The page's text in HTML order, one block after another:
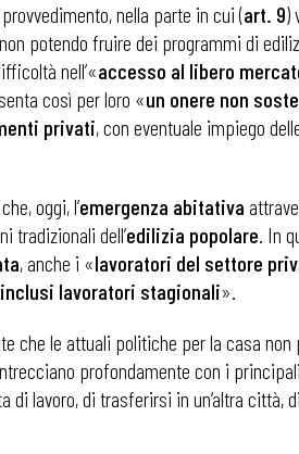
nella parte in cui (art. 9)
potendo fruire dei programmi di
nell’«accesso al libero
così per loro «un onere non
privati, con eventuale impiego
oggi, l’emergenza abitativa
tradizionali dell’edilizia popolare. In
, anche i «lavoratori del settore
lavoratori stagionali».
che le attuali politiche per la casa
profondamente con i
di lavoro, di trasferirsi in un’altra città,